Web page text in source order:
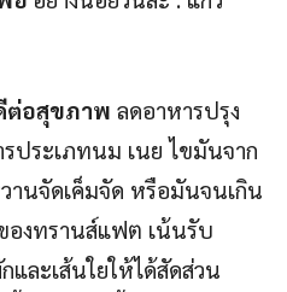
ต่อสุขภาพ ลดอาหารปรุง
ประเภทนม เนย ไขมันจาก
านจัดเค็มจัด หรือมันจนเกิน
องทรานส์แฟต เน้นรับ
ละเส้นใยให้ได้สัดส่วน